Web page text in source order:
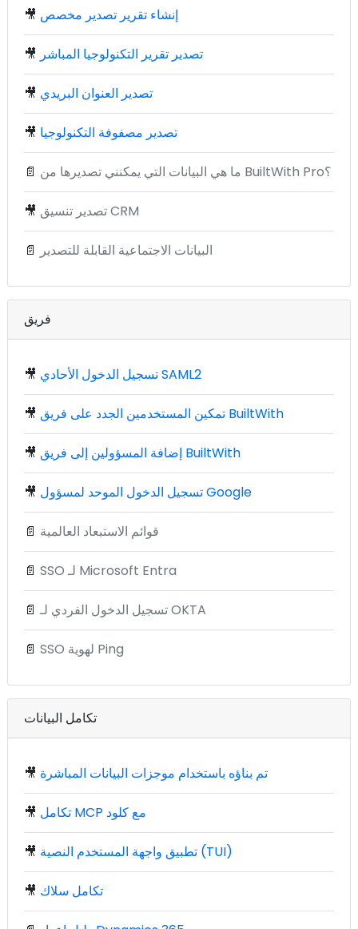
🎥 إنشاء تقرير تصدير مخصص
🎥 تصدير تقرير التكنولوجيا المباشر
🎥 تصدير العنوان البريدي
🎥 تصدير مصفوفة التكنولوجيا
📄 ما هي البيانات التي يمكنني تصديرها من BuiltWith Pro؟
🎥 تصدير تنسيق CRM
📄 البيانات الاجتماعية القابلة للتصدير
فريق
🎥 تسجيل الدخول الأحادي SAML2
🎥 تمكين المستخدمين الجدد على فريق BuiltWith
🎥 إضافة المسؤولين إلى فريق BuiltWith
🎥 تسجيل الدخول الموحد لمسؤول Google
📄 قوائم الاستبعاد العالمية
📄 SSO لـ Microsoft Entra
📄 تسجيل الدخول الفردي لـ OKTA
📄 SSO لهوية Ping
تكامل البيانات
🎥 تم بناؤه باستخدام موجزات البيانات المباشرة
🎥 تكامل MCP مع كلود
🎥 تطبيق واجهة المستخدم النصية (TUI)
🎥 تكامل سلاك